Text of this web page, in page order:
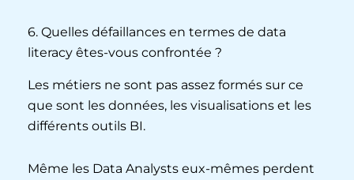
6. Quelles défaillances en termes de data
literacy êtes-vous confrontée ?
Les métiers ne sont pas assez formés sur ce
que sont les données, les visualisations et les
différents outils BI.
Même les Data Analysts eux-mêmes perdent